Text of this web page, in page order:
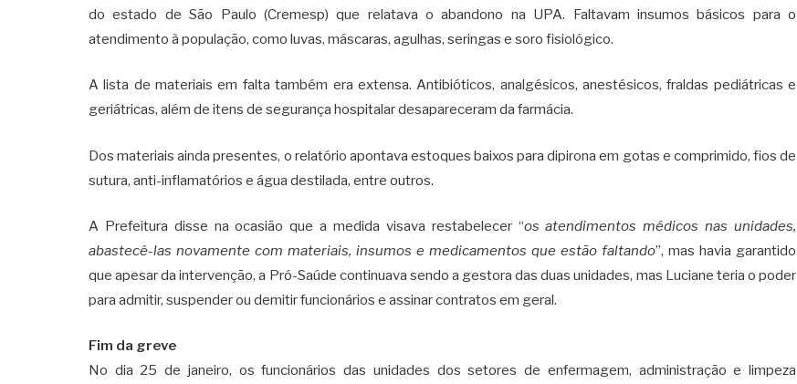
do estado de São Paulo (Cremesp) que relatava o abandono na UPA. Faltavam insumos básicos para o
atendimento à população, como luvas, máscaras, agulhas, seringas e soro fisiológico.
A lista de materiais em falta também era extensa. Antibióticos, analgésicos, anestésicos, fraldas pediátricas e
geriátricas, além de itens de segurança hospitalar desapareceram da farmácia.
Dos materiais ainda presentes, o relatório apontava estoques baixos para dipirona em gotas e comprimido, fios de
sutura, anti-inflamatórios e água destilada, entre outros.
A Prefeitura disse na ocasião que a medida visava restabelecer “os atendimentos médicos nas unidades,
abastecê-las novamente com materiais, insumos e medicamentos que estão faltando”, mas havia garantido
que apesar da intervenção, a Pró-Saúde continuava sendo a gestora das duas unidades, mas Luciane teria o poder
para admitir, suspender ou demitir funcionários e assinar contratos em geral.
Fim da greve
No dia 25 de janeiro, os funcionários das unidades dos setores de enfermagem, administração e limpeza